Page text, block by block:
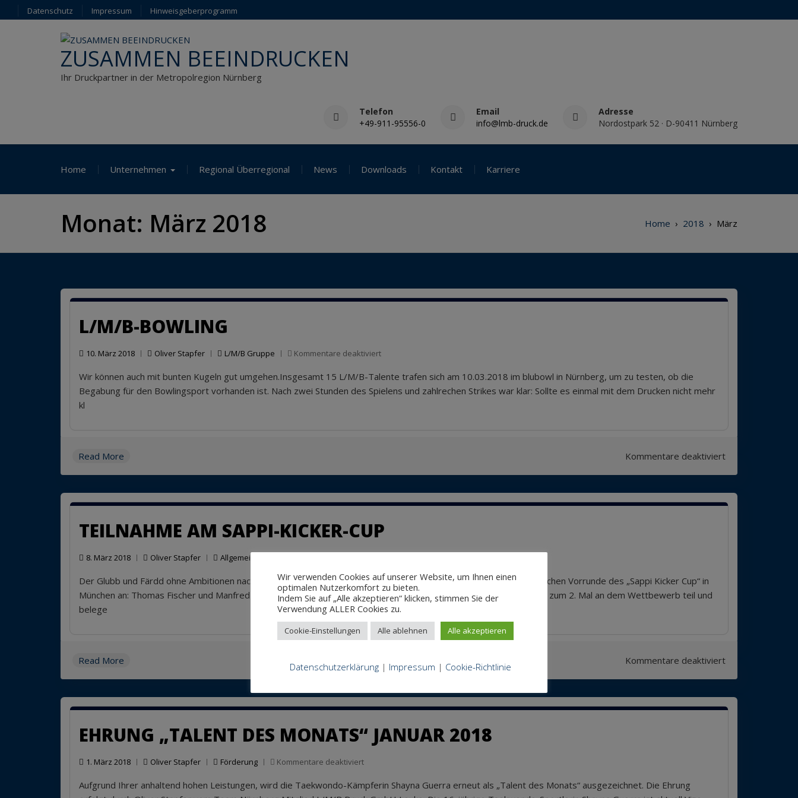
to
Datenschutz Impressum Hinweisgeberprogramm
ZUSAMMEN BEEINDRUCKEN
Ihr Druckpartner in der Metropolregion Nürnberg
Telefon
+49-911-95556-0
Email
info@lmb-druck.de
Adresse
Nordostpark 52 · D-90411 Nürnberg
Home Unternehmen Regional Überregional News Downloads Kontakt Karriere
Monat: März 2018 Home › 2018 › März
L/M/B-BOWLING
10. März 2018 Oliver Stapfer L/M/B Gruppe Kommentare deaktiviertfür
Bowling
Wir können auch mit bunten Kugeln gut umgehen.Insgesamt 15 L/M/B-Talente trafen sich am 10.03.2018 im blubowl in Nürnberg, um zu testen, ob die
Begabung für den Bowlingsport vorhanden ist. Nach zwei Stunden des Spielens und zahlrechen Strikes war klar: Sollte es einmal mit dem Drucken nicht mehr
kl
Read More Kommentare deaktiviertfür
TEILNAHME AM SAPPI-KICKER-CUP
8. März 2018 Oliver Stapfer Allgemein
am
Sappi-
Kicker-
Der Glubb und Färdd ohne Ambitionen nach ganz oben. Mit gleich zwei Teams tritt L/M/B am 08.03.2018 zur deutschen Vorrunde des „Sappi Kicker Cup“ in
München an: Thomas Fischer und Manfred Schnabel von der L/M/B Druck GmbH Louko nehmen als „ Glubb“ bereits zum 2. Mal an dem Wettbewerb teil und
belege
Read More Kommentare deaktiviertfür
Sappi-
EHRUNG „TALENT DES MONATS“ JANUAR 2018
1. März 2018 Oliver Stapfer Förderung Kommentare deaktiviertfür
„Talent
Aufgrund Ihrer anhaltend hohen Leistungen, wird die Taekwondo-Kämpferin Shayna Guerra erneut als „Talent des Monats“ ausgezeichnet. Die Ehrung
Wir verwenden Cookies auf unserer Website, um Ihnen einen
optimalen Nutzerkomfort zu bieten.
Indem Sie auf „Alle akzeptieren“ klicken, stimmen Sie der
Verwendung ALLER Cookies zu.
Cookie-Einstellungen Alle ablehnen Alle akzeptieren
Datenschutzerklärung| Impressum | Cookie-Richtlinie